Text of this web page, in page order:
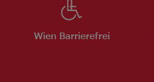
Wien Barrierefrei